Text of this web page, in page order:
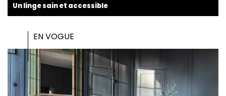
Un linge sain et accessible
EN VOGUE